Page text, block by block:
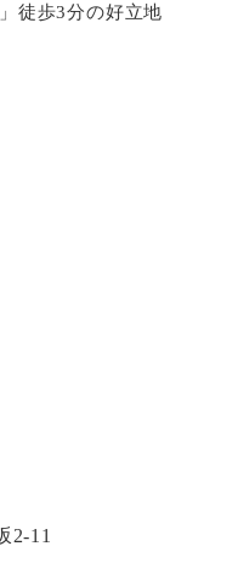
徒歩3分の好立地
2-11